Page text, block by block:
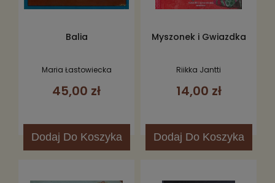
Balia
Maria Łastowiecka
45,00 zł
Dodaj Do Koszyka
Myszonek i Gwiazdka
Riikka Jantti
14,00 zł
Dodaj Do Koszyka